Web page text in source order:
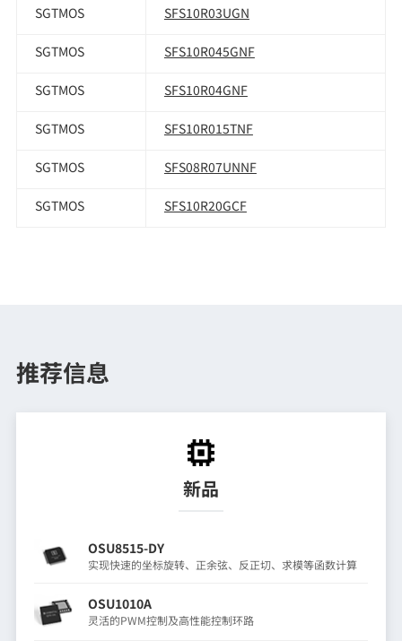
SGTMOS SFS10R03UGN
SGTMOS SFS10R045GNF
SGTMOS SFS10R04GNF
SGTMOS SFS10R015TNF
SGTMOS SFS08R07UNNF
SGTMOS SFS10R20GCF
推荐信息
新品
OSU8515-DY
实现快速的坐标旋转、正余弦、反正切、求模等函数计算
OSU1010A
灵活的PWM控制及高性能控制环路